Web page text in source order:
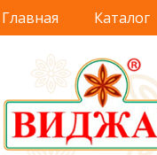
Главная Каталог